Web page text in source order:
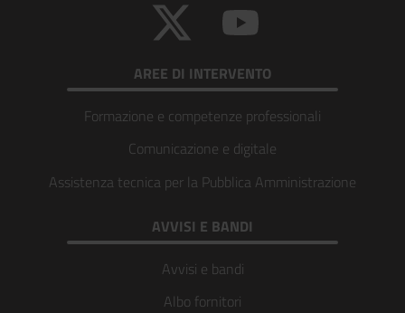
Twitter
AREE DI INTERVENTO
Formazione e competenze professionali
Comunicazione e digitale
Assistenza tecnica per la Pubblica Amministrazione
AVVISI E BANDI
Avvisi e bandi
Albo fornitori